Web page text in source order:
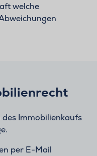
welche
Immobilienkaufs
per E-Mail